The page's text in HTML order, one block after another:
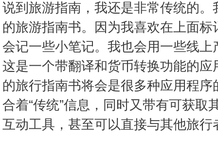
说到旅游指南，我还是非常传统的
的旅游指南书。因为我喜欢在上面
会记一些小笔记。我也会用一些线
这是一个带翻译和货币转换功能的
的旅行指南书将会是很多种应用程
合着“传统”信息，同时又带有可获取
互动工具，甚至可以直接与其他旅行